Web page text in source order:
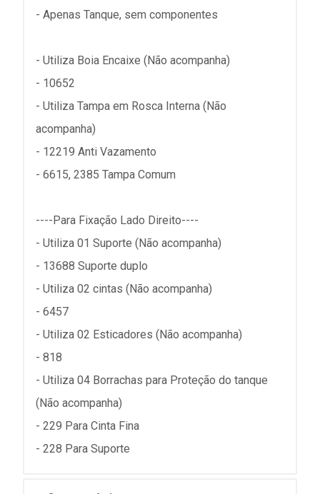
- Apenas Tanque, sem componentes
- Utiliza Boia Encaixe (Não acompanha)
- 10652
- Utiliza Tampa em Rosca Interna (Não
acompanha)
- 12219 Anti Vazamento
- 6615, 2385 Tampa Comum
----Para Fixação Lado Direito----
- Utiliza 01 Suporte (Não acompanha)
- 13688 Suporte duplo
- Utiliza 02 cintas (Não acompanha)
- 6457
- Utiliza 02 Esticadores (Não acompanha)
- 818
- Utiliza 04 Borrachas para Proteção do tanque
(Não acompanha)
- 229 Para Cinta Fina
- 228 Para Suporte